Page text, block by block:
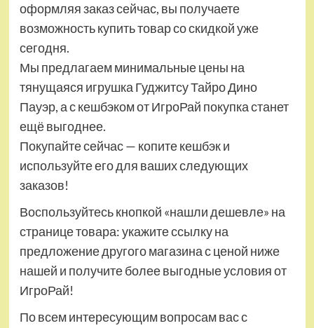
оформляя заказ сейчас, вы получаете
возможность купить товар со скидкой уже
сегодня.
Мы предлагаем минимальные цены на
тянущаяся игрушка Гуджитсу Тайро Дино
Пауэр, а с кешбэком от ИгроРай покупка станет
ещё выгоднее.
Покупайте сейчас — копите кешбэк и
используйте его для ваших следующих
заказов!
Воспользуйтесь кнопкой «нашли дешевле» на
странице товара: укажите ссылку на
предложение другого магазина с ценой ниже
нашей и получите более выгодные условия от
ИгроРай!
По всем интересующим вопросам вас с